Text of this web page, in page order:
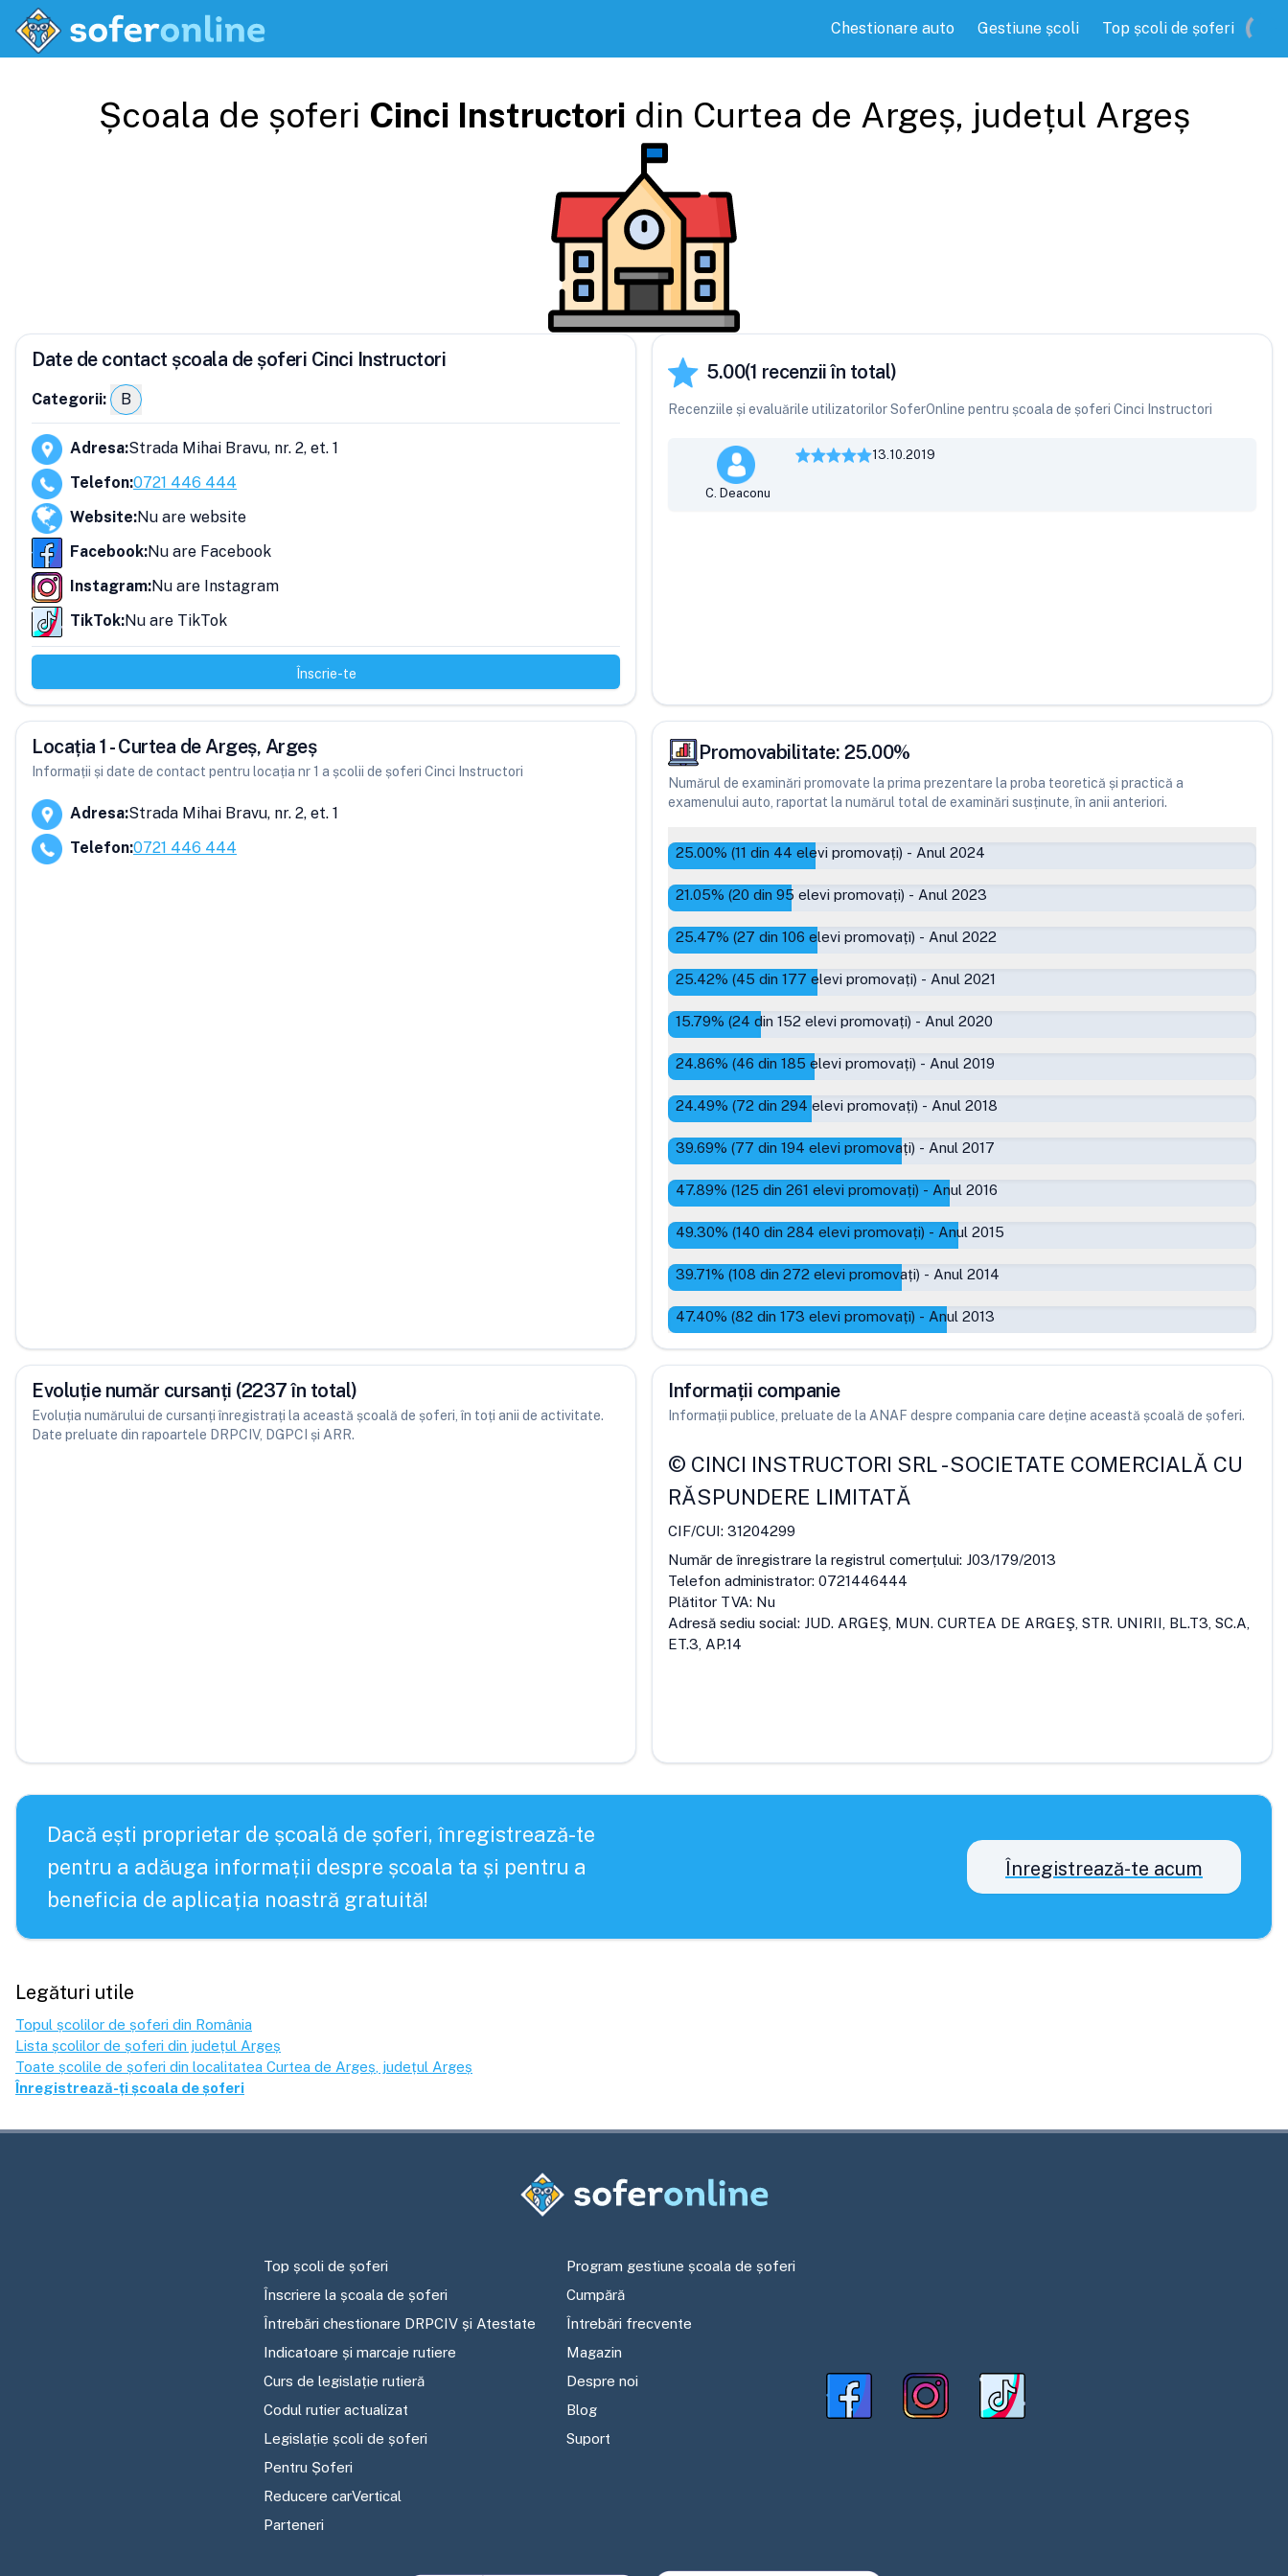
Chestionare auto Gestiune școli Top școli de șoferi
Școala de șoferi Cinci Instructori din Curtea de Argeș, județul Argeș
Date de contact școala de șoferi Cinci Instructori
Categorii: B
Adresa:Strada Mihai Bravu, nr. 2, et. 1
Telefon:0721 446 444
Website:Nu are website
Facebook:Nu are Facebook
Instagram:Nu are Instagram
TikTok:Nu are TikTok
Înscrie-te
5.00(1 recenzii în total)
Recenziile și evaluările utilizatorilor SoferOnline pentru școala de șoferi Cinci Instructori
C. Deaconu
13.10.2019
Locația 1 - Curtea de Argeș, Argeș
Informații și date de contact pentru locația nr 1 a școlii de șoferi Cinci Instructori
Adresa:Strada Mihai Bravu, nr. 2, et. 1
Telefon:0721 446 444
Promovabilitate: 25.00%
Numărul de examinări promovate la prima prezentare la proba teoretică și practică a
examenului auto, raportat la numărul total de examinări susținute, în anii anteriori.
25.00% (11 din 44 elevi promovați) - Anul 2024
21.05% (20 din 95 elevi promovați) - Anul 2023
25.47% (27 din 106 elevi promovați) - Anul 2022
25.42% (45 din 177 elevi promovați) - Anul 2021
15.79% (24 din 152 elevi promovați) - Anul 2020
24.86% (46 din 185 elevi promovați) - Anul 2019
24.49% (72 din 294 elevi promovați) - Anul 2018
39.69% (77 din 194 elevi promovați) - Anul 2017
47.89% (125 din 261 elevi promovați) - Anul 2016
49.30% (140 din 284 elevi promovați) - Anul 2015
39.71% (108 din 272 elevi promovați) - Anul 2014
47.40% (82 din 173 elevi promovați) - Anul 2013
Evoluție număr cursanți (2237 în total)
Evoluția numărului de cursanți înregistrați la această școală de șoferi, în toți anii de activitate.
Date preluate din rapoartele DRPCIV, DGPCI și ARR.
Informații companie
Informații publice, preluate de la ANAF despre compania care deține această școală de șoferi.
© CINCI INSTRUCTORI SRL-SOCIETATE COMERCIALĂ CU
RĂSPUNDERE LIMITATĂ
CIF/CUI: 31204299
Număr de înregistrare la registrul comerțului: J03/179/2013
Telefon administrator: 0721446444
Plătitor TVA: Nu
Adresă sediu social: JUD. ARGEŞ, MUN. CURTEA DE ARGEŞ, STR. UNIRII, BL.T3, SC.A,
ET.3, AP.14
Dacă ești proprietar de școală de șoferi, înregistrează-te
pentru a adăuga informații despre școala ta și pentru a
beneficia de aplicația noastră gratuită!
Înregistrează-te acum
Legături utile
Topul școlilor de șoferi din România
Lista școlilor de șoferi din județul Argeș
Toate școlile de șoferi din localitatea Curtea de Argeș , județul Argeș
Înregistrează-ți școala de șoferi
Top școli de șoferi
Înscriere la școala de șoferi
Întrebări chestionare DRPCIV și Atestate
Indicatoare și marcaje rutiere
Curs de legislație rutieră
Codul rutier actualizat
Legislație școli de șoferi
Pentru Șoferi
Reducere carVertical
Parteneri
Program gestiune școala de șoferi
Cumpără
Întrebări frecvente
Magazin
Despre noi
Blog
Suport